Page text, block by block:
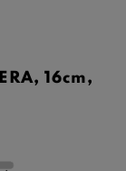
16cm,